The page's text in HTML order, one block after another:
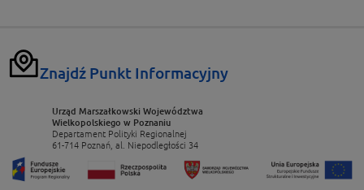
Znajdź Punkt Informacyjny
Urząd Marszałkowski Województwa
Wielkopolskiego w Poznaniu
Departament Polityki Regionalnej
61-714 Poznań, al. Niepodległości 34